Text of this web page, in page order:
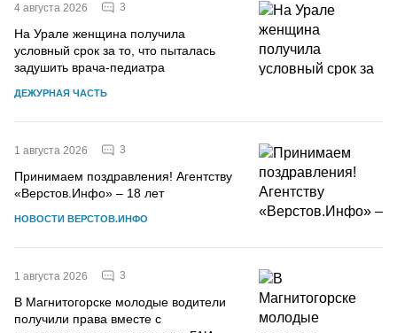
4 августа 2026 3
На Урале женщина получила
условный срок за то, что пыталась
задушить врача-педиатра
ДЕЖУРНАЯ ЧАСТЬ
1 августа 2026 3
Принимаем поздравления! Агентству
«Верстов.Инфо» – 18 лет
НОВОСТИ ВЕРСТОВ.ИНФО
1 августа 2026 3
В Магнитогорске молодые водители
получили права вместе с